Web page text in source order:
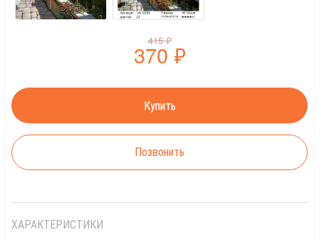
415₽
370 ₽
Позвонить
ХАРАКТЕРИСТИКИ